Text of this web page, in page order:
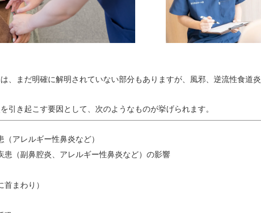
は、まだ明確に解明されていない部分もありますが、風邪、逆流性食道
引き起こす要因として、次のようなものが挙げられます。
（アレルギー性鼻炎など）
患（副鼻腔炎、アレルギー性鼻炎など）の影響
まわり）